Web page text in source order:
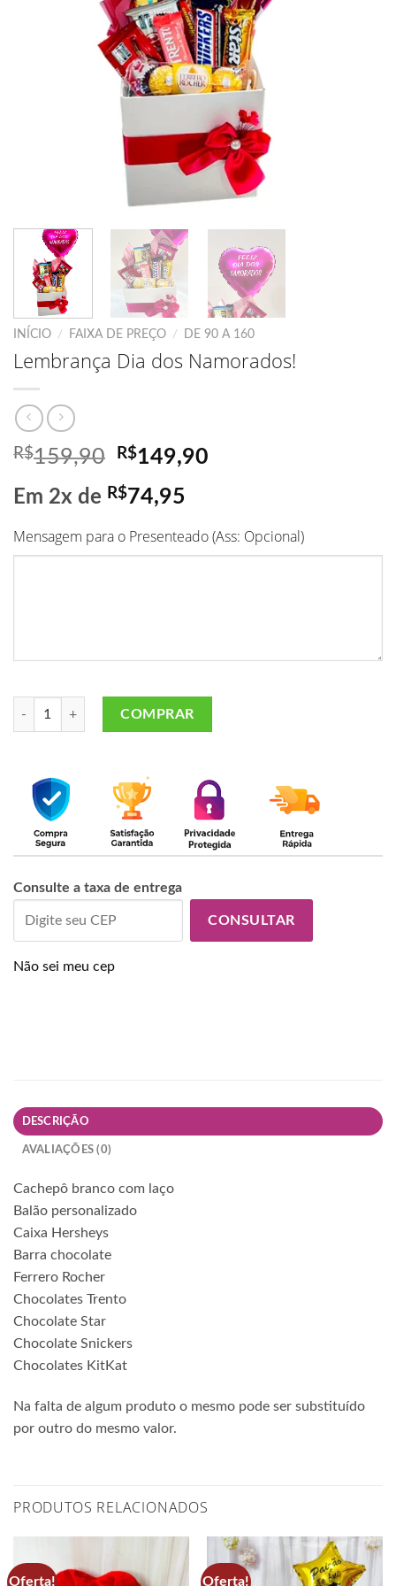
INÍCIO / FAIXA DE PREÇO / DE 90 A 160
Lembrança Dia dos Namorados!
R$159,90 O
original
R$159,90.
R$149,90
R$149,90.
Em 2x de R$74,95
Mensagem para o Presenteado (Ass: Opcional)
COMPRAR
Consulte a taxa de entrega
CONSULTAR
Não sei meu cep
DESCRIÇÃO
AVALIAÇÕES (0)
Cachepô branco com laço
Balão personalizado
Caixa Hersheys
Barra chocolate
Ferrero Rocher
Chocolates Trento
Chocolate Star
Chocolate Snickers
Chocolates KitKat
Na falta de algum produto o mesmo pode ser substituído
por outro do mesmo valor.
PRODUTOS RELACIONADOS
Oferta! Oferta!